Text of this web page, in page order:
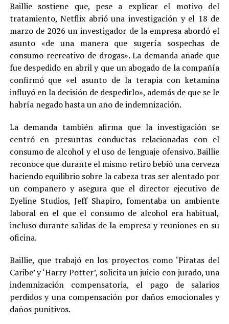
Baillie sostiene que, pese a explicar el motivo del
tratamiento, Netflix abrió una investigación y el 18 de
marzo de 2026 un investigador de la empresa abordó el
asunto «de una manera que sugería sospechas de
consumo recreativo de drogas». La demanda añade que
fue despedido en abril y que un abogado de la compañía
confirmó que «el asunto de la terapia con ketamina
influyó en la decisión de despedirlo», además de que se le
habría negado hasta un año de indemnización.
La demanda también afirma que la investigación se
centró en presuntas conductas relacionadas con el
consumo de alcohol y el uso de lenguaje ofensivo. Baillie
reconoce que durante el mismo retiro bebió una cerveza
haciendo equilibrio sobre la cabeza tras ser alentado por
un compañero y asegura que el director ejecutivo de
Eyeline Studios, Jeff Shapiro, fomentaba un ambiente
laboral en el que el consumo de alcohol era habitual,
incluso durante salidas de la empresa y reuniones en su
oficina.
Baillie, que trabajó en los proyectos como ‘Piratas del
Caribe’ y ‘Harry Potter’, solicita un juicio con jurado, una
indemnización compensatoria, el pago de salarios
perdidos y una compensación por daños emocionales y
daños punitivos.